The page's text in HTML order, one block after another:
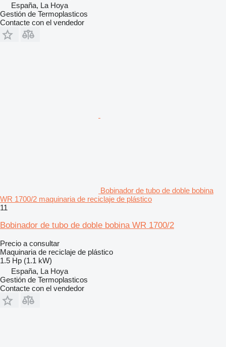
España, La Hoya
Gestión de Termoplasticos
Contacte con el vendedor
Bobinador de tubo de doble bobina
WR 1700/2 maquinaria de reciclaje de plástico
11
Bobinador de tubo de doble bobina WR 1700/2
Precio a consultar
Maquinaria de reciclaje de plástico
1.5 Hp (1.1 kW)
España, La Hoya
Gestión de Termoplasticos
Contacte con el vendedor